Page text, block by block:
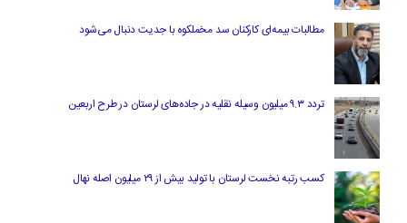
مطالبات بیمه‌ای کارکنان سد مخملکوه با جدیت دنبال می‌شود
تردد ۹.۳ میلیون وسیله نقلیه در جاده‌های لرستان در طرح اربعین
کسب رتبه نخست لرستان با تولید بیش از ۲۹ میلیون اصله نهال